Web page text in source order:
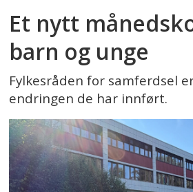
Et nytt
barn og unge
Fylkesråden for samferdsel
endringen de har innført.